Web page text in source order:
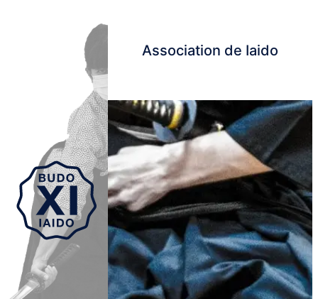
Association de Iaido